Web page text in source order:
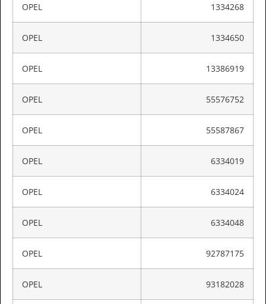
OPEL 1334268
OPEL 1334650
OPEL 13386919
OPEL 55576752
OPEL 55587867
OPEL 6334019
OPEL 6334024
OPEL 6334048
OPEL 92787175
OPEL 93182028